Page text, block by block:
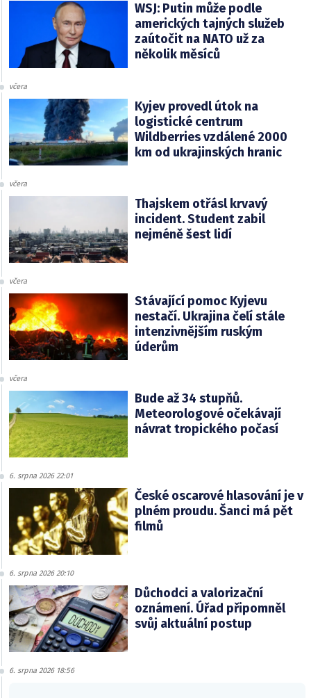
WSJ: Putin může podle
amerických tajných služeb
zaútočit na NATO už za
několik měsíců
včera
Kyjev provedl útok na
logistické centrum
Wildberries vzdálené 2000
km od ukrajinských hranic
včera
Thajskem otřásl krvavý
incident. Student zabil
nejméně šest lidí
včera
Stávající pomoc Kyjevu
nestačí. Ukrajina čelí stále
intenzivnějším ruským
úderům
včera
Bude až 34 stupňů.
Meteorologové očekávají
návrat tropického počasí
6. srpna 2026 22:01
České oscarové hlasování je v
plném proudu. Šanci má pět
filmů
6. srpna 2026 20:10
Důchodci a valorizační
oznámení. Úřad připomněl
svůj aktuální postup
6. srpna 2026 18:56